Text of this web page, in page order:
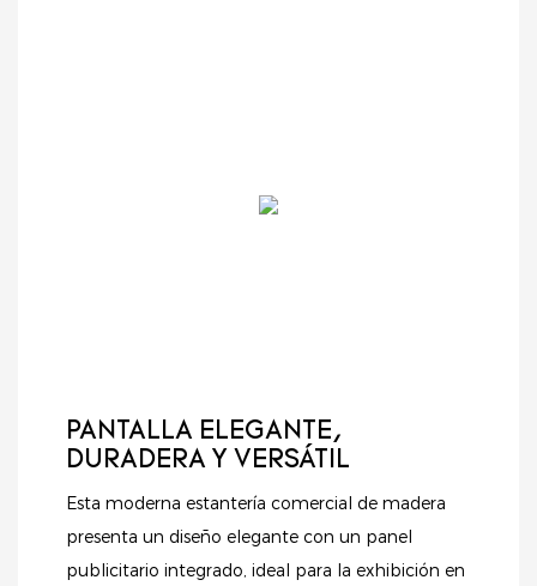
PANTALLA ELEGANTE,
DURADERA Y VERSÁTIL
Esta moderna estantería comercial de madera
presenta un diseño elegante con un panel
publicitario integrado, ideal para la exhibición en